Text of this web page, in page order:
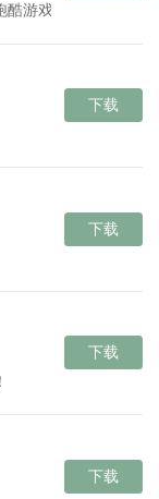
酷游戏
下载
下载
下载
下载